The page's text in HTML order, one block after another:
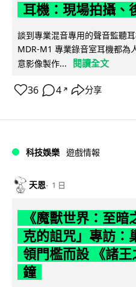
耳機：現場拍攝、
談到專業混音專用的聲音監聽
MDR-M1 專業錄音室耳機都為
意影像製作...
閱讀全文
36 4 ↗ 分享
科技娛樂 遊戲情報
天恩 1 日
《魔獸世界：至
克的詛咒」專訪：
領門檻而設 《諸
鐘